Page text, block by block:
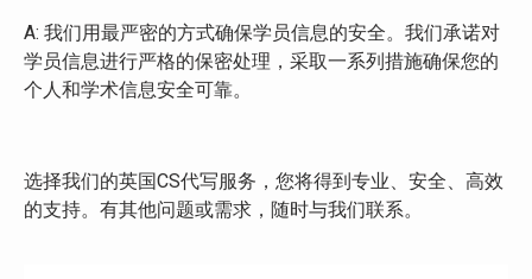
A: 我们用最严密的方式确保学员信息的安全。我们承诺对
学员信息进行严格的保密处理，采取一系列措施确保您的
个人和学术信息安全可靠。
选择我们的英国CS代写服务，您将得到专业、安全、高效
的支持。有其他问题或需求，随时与我们联系。